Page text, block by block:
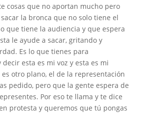
cosas que no aportan mucho pero
la bronca que no solo tiene el
que tiene la audiencia y que espera
le ayude a sacar, gritando y
Es lo que tienes para
esta es mi voz y esta es mi
es otro plano, el de la representación
pedido, pero que la gente espera de
Por eso te llama y te dice
protesta y queremos que tú pongas